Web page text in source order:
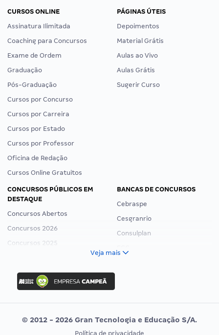
CURSOS ONLINE
Assinatura Ilimitada
Coaching para Concursos
Exame de Ordem
Graduação
Pós-Graduação
Cursos por Concurso
Cursos por Carreira
Cursos por Estado
Cursos por Professor
Oficina de Redação
Cursos Online Gratuitos
PÁGINAS ÚTEIS
Depoimentos
Material Grátis
Aulas ao Vivo
Aulas Grátis
Sugerir Curso
CONCURSOS PÚBLICOS EM
DESTAQUE
Concursos Abertos
Concursos 2026
Concursos 2025
Concurso Ibama
Concurso MPU
Editais publicados
BANCAS DE CONCURSOS
Cebraspe
Cesgranrio
Consulplan
Vunesp
Veja mais
© 2012 - 2026 Gran Tecnologia e Educação S/A.
Política de privacidade